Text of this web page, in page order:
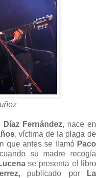
Díaz Fernández, nace en
, víctima de la plaga de
que antes se llamó Paco
su madre recogía
se presenta el libro
publicado por
La